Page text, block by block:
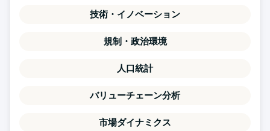
技術・イノベーション
規制・政治環境
人口統計
バリューチェーン分析
市場ダイナミクス